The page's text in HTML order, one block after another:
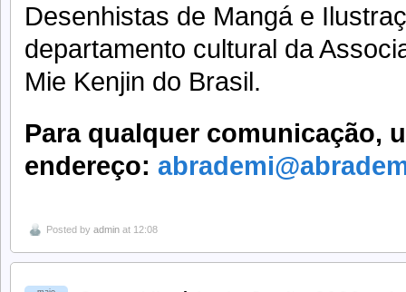
Desenhistas de Mangá e
departamento cultural da
Mie Kenjin do Brasil.
Para qualquer comunicação,
endereço:
Posted by admin at 12:08